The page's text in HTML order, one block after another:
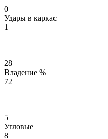
0
Удары в каркас
1
28
Владение %
72
5
Угловые
8